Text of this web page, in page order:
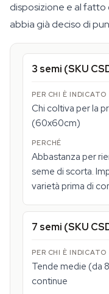
disposizione e al fatto
abbia già deciso di
3 semi (SKU
Chi coltiva per la
(60x60cm)
Abbastanza per
seme di scorta.
varietà prima di
7 semi (SKU
Tende medie (da
continue